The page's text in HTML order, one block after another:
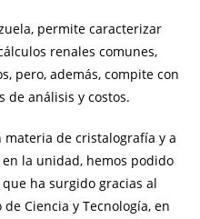
permite caracterizar
renales comunes,
pero, además, compite con
de análisis y costos.
materia de cristalografía y a
la unidad, hemos podido
ha surgido gracias al
Ciencia y Tecnología, en